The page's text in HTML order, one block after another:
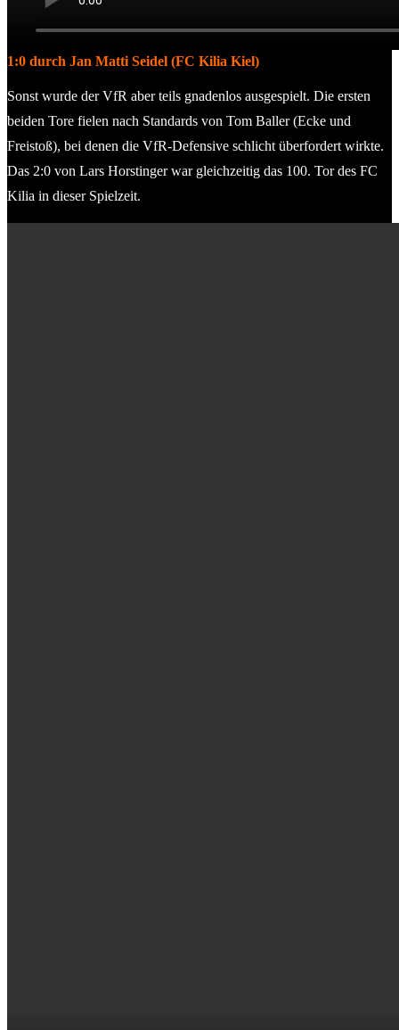
1:0 durch Jan Matti Seidel (FC Kilia Kiel)
Sonst wurde der VfR aber teils gnadenlos ausgespielt. Die ersten
beiden Tore fielen nach Standards von Tom Baller (Ecke und
Freistoß), bei denen die VfR-Defensive schlicht überfordert wirkte.
Das 2:0 von Lars Horstinger war gleichzeitig das 100. Tor des FC
Kilia in dieser Spielzeit.